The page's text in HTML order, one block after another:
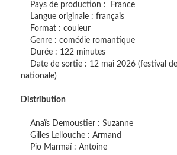
Pays de production : France
Langue originale : français
Format : couleur
Genre : comédie romantique
Durée : 122 minutes
Date de sortie : 12 mai 2026 (festival
nationale)
Distribution
Anaïs Demoustier : Suzanne
Gilles Lellouche : Armand
Pio Marmaï : Antoine